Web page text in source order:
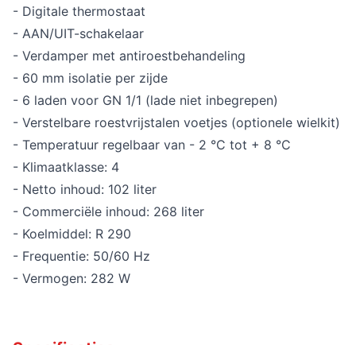
- Digitale thermostaat
- AAN/UIT-schakelaar
- Verdamper met antiroestbehandeling
- 60 mm isolatie per zijde
- 6 laden voor GN 1/1 (lade niet inbegrepen)
- Verstelbare roestvrijstalen voetjes (optionele wielkit)
- Temperatuur regelbaar van - 2 °C tot + 8 °C
- Klimaatklasse: 4
- Netto inhoud: 102 liter
- Commerciële inhoud: 268 liter
- Koelmiddel: R 290
- Frequentie: 50/60 Hz
- Vermogen: 282 W